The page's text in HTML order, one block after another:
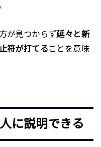
が見つからず延々と新
符が打てることを意味
に説明できる